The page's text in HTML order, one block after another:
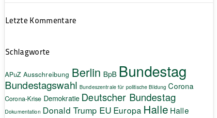
Letzte Kommentare
Schlagworte
APuZ Ausschreibung Berlin BpB Bundestag
Bundestagswahl Bundeszentrale für politische Bildung Corona
Corona-Krise Demokratie Deutscher Bundestag
Dokumentation Donald Trump EU Europa Halle Halle